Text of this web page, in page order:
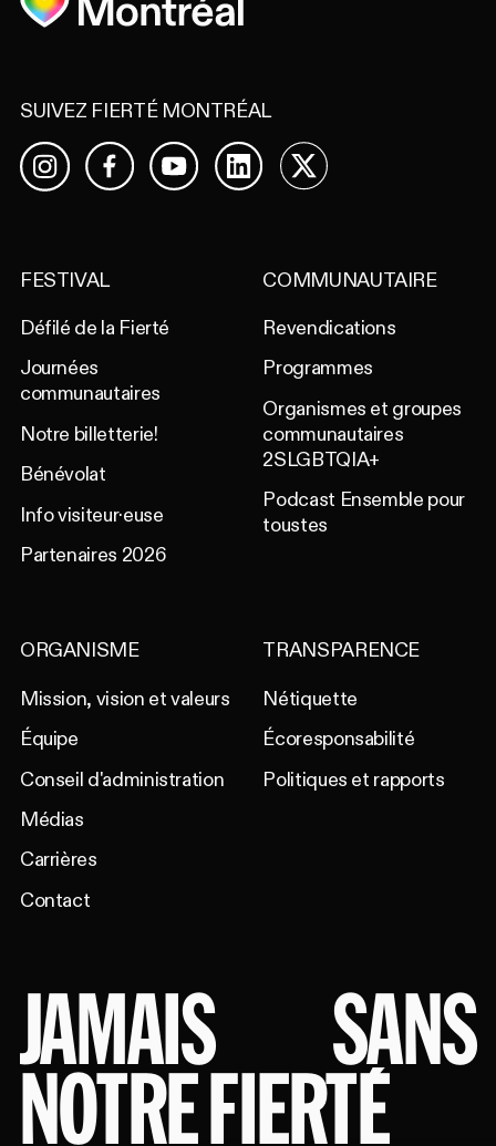
SUIVEZ FIERTÉ MONTRÉAL
InstagramFacebookYouTubeLinkedIn
X
FESTIVAL
Défilé de la Fierté
Journées
communautaires
Notre billetterie!
Bénévolat
Info visiteur·euse
Partenaires 2026
COMMUNAUTAIRE
Revendications
Programmes
Organismes et groupes
communautaires
2SLGBTQIA+
Podcast Ensemble pour
toustes
ORGANISME
Mission, vision et valeurs
Équipe
Conseil d'administration
Médias
Carrières
Contact
TRANSPARENCE
Nétiquette
Écoresponsabilité
Politiques et rapports
JAMAIS SANS
NOTRE FIERTÉ